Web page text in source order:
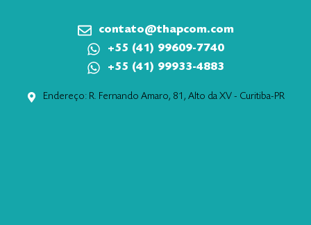
contato@thapcom.com
+55 (41) 99609-7740
+55 (41) 99933-4883
Endereço: R. Fernando Amaro, 81, Alto da XV - Curitiba-PR